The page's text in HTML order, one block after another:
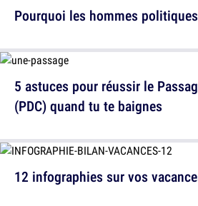
Pourquoi les hommes
12 infographies sur vos
5 astuces pour réussir le
(PDC) quand tu te baignes